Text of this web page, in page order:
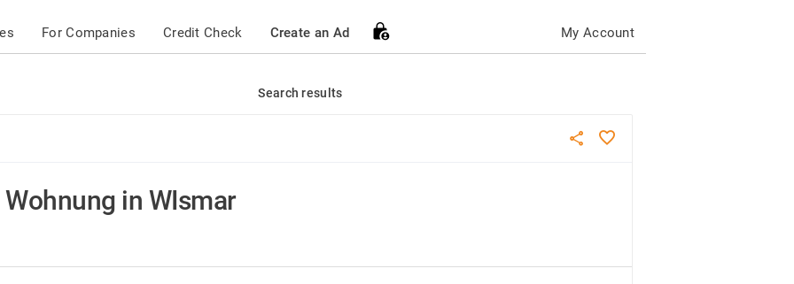
For Companies Credit Check Create an Ad My Account
Search results
Wohnung in WIsmar